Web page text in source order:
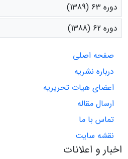
دوره 63 (1389)
دوره 62 (1388)
صفحه اصلی
درباره نشریه
اعضای هیات تحریریه
ارسال مقاله
تماس با ما
نقشه سایت
اخبار و اعلانات